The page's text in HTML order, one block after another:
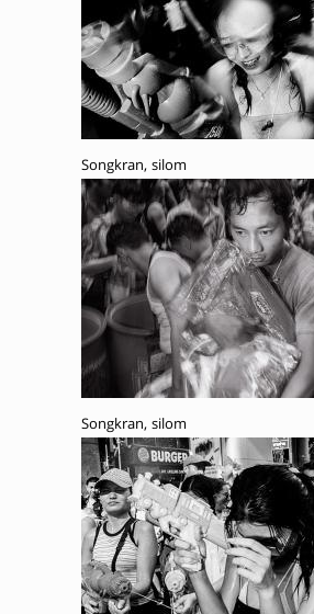
Songkran, silom
Songkran, silom